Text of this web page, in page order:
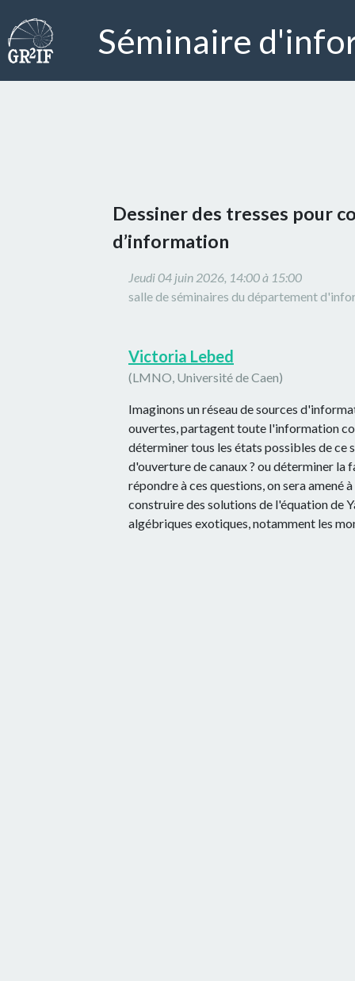
Séminaire
Dessiner des tresses pour
d’information
Jeudi 04 juin 2026, 14:00 à 15:00
salle de séminaires du département
Victoria Lebed
(LMNO, Université de Caen)
Imaginons un réseau de sources
ouvertes, partagent toute l'information
déterminer tous les états possibles de ce
d'ouverture de canaux ? ou déterminer la
répondre à ces questions, on sera amené
construire des solutions de l'équation de
algébriques exotiques, notamment les